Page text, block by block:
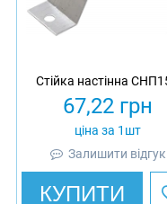
Стійка настінна
67,22 грн
ціна за 1шт
Залишити відгук
КУПИТИ